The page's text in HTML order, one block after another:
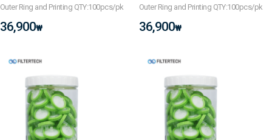
Outer Ring and Printing QTY:100pcs/pk
36,900₩
Outer Ring and Printing QTY:100pcs/pk
36,900₩